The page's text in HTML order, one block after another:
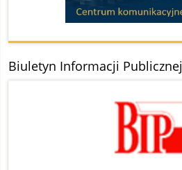
Biuletyn Informacji Publicznej